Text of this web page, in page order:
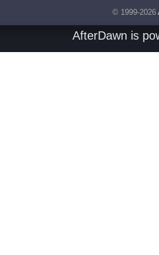
© 1999-2026
AfterDawn is